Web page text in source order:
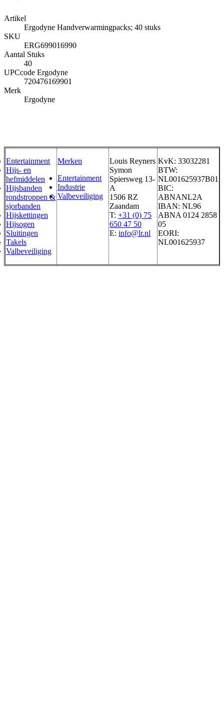
Artikel
Ergodyne Handverwarmingpacks; 40 stuks
SKU
ERG699016990
Aantal Stuks
40
UPCcode Ergodyne
720476169901
Merk
Ergodyne
Entertainment
Hijs- en
hefmiddelen
Hijsbanden
rondstroppen &
sjorbanden
Hijskettingen
Hijsogen
Sluitingen
Takels
Valbeveiliging
Merken
Entertainment
Industrie
Valbeveiliging
Louis Reyners
Symon
Spiersweg 13-
A
1506 RZ
Zaandam
T: +31 (0) 75
650 47 50
E: info@lr.nl
KvK: 33032281
BTW:
NL001625937B01
BIC:
ABNANL2A
IBAN: NL96
ABNA 0124 2858
05
EORI:
NL001625937